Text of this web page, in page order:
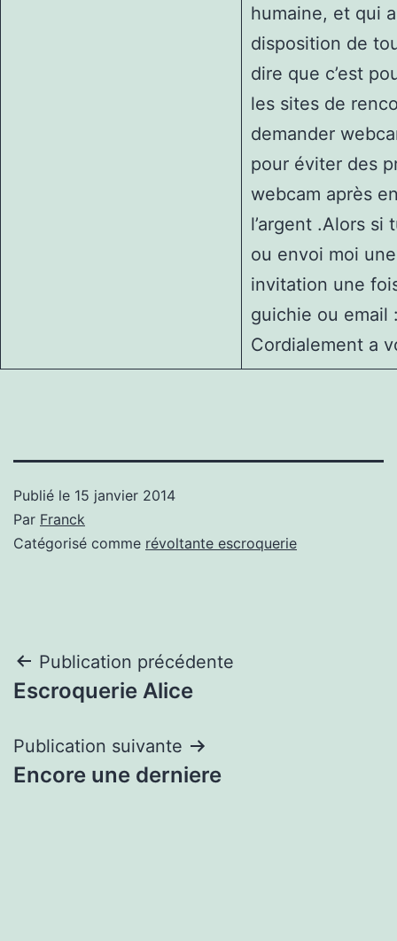
humaine, et qui
disposition de
dire que c’est
les sites de
demander
pour éviter des
webcam après
l’argent .Alors si
ou envoi moi
invitation une
guichie ou email
Cordialement a
Publié le 15 janvier 2014
Par Franck
Catégorisé comme révoltante escroquerie
Navigation
de
l’article
Publication précédente
Escroquerie Alice
Publication suivante
Encore une derniere